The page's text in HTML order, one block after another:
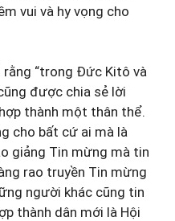
vui và hy vọng cho
rằng “trong Đức Kitô và
được chia sẻ lời
thành một thân thể.
cho bất cứ ai mà là
giảng Tin mừng mà tin
rao truyền Tin mừng
người khác cũng tin
thành dân mới là Hội